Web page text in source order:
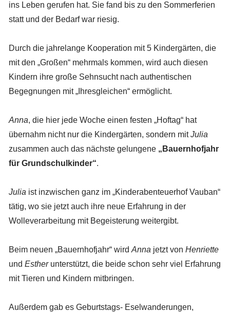
ins Leben gerufen hat. Sie fand bis zu den Sommerferien
statt und der Bedarf war riesig.
Durch die jahrelange Kooperation mit 5 Kindergärten, die
mit den „Großen“ mehrmals kommen, wird auch diesen
Kindern ihre große Sehnsucht nach authentischen
Begegnungen mit „Ihresgleichen“ ermöglicht.
Anna, die hier jede Woche einen festen „Hoftag“ hat
übernahm nicht nur die Kindergärten, sondern mitJulia
zusammen auch das nächste gelungene „Bauernhofjahr
für Grundschulkinder“.
Julia ist inzwischen ganz im „Kinderabenteuerhof Vauban“
tätig, wo sie jetzt auch ihre neue Erfahrung in der
Wolleverarbeitung mit Begeisterung weitergibt.
Beim neuen „Bauernhofjahr“ wird Anna jetzt von Henriette
und Estherunterstützt, die beide schon sehr viel Erfahrung
mit Tieren und Kindern mitbringen.
Außerdem gab es Geburtstags- Eselwanderungen,